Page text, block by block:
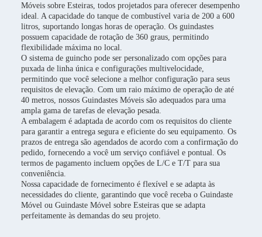
Móveis sobre Esteiras, todos projetados para oferecer desempenho
ideal. A capacidade do tanque de combustível varia de 200 a 600
litros, suportando longas horas de operação. Os guindastes
possuem capacidade de rotação de 360 graus, permitindo
flexibilidade máxima no local.
O sistema de guincho pode ser personalizado com opções para
puxada de linha única e configurações multivelocidade,
permitindo que você selecione a melhor configuração para seus
requisitos de elevação. Com um raio máximo de operação de até
40 metros, nossos Guindastes Móveis são adequados para uma
ampla gama de tarefas de elevação pesada.
A embalagem é adaptada de acordo com os requisitos do cliente
para garantir a entrega segura e eficiente do seu equipamento. Os
prazos de entrega são agendados de acordo com a confirmação do
pedido, fornecendo a você um serviço confiável e pontual. Os
termos de pagamento incluem opções de L/C e T/T para sua
conveniência.
Nossa capacidade de fornecimento é flexível e se adapta às
necessidades do cliente, garantindo que você receba o Guindaste
Móvel ou Guindaste Móvel sobre Esteiras que se adapta
perfeitamente às demandas do seu projeto.